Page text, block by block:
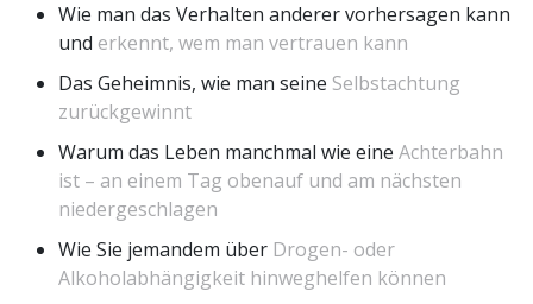
Wie man das Verhalten anderer vorhersagen kann
und erkennt, wem man vertrauen kann
Das Geheimnis, wie man seine Selbstachtung
zurückgewinnt
Warum das Leben manchmal wie eine Achterbahn
ist – an einem Tag obenauf und am nächsten
niedergeschlagen
Wie Sie jemandem über Drogen- oder
Alkoholabhängigkeit hinweghelfen können